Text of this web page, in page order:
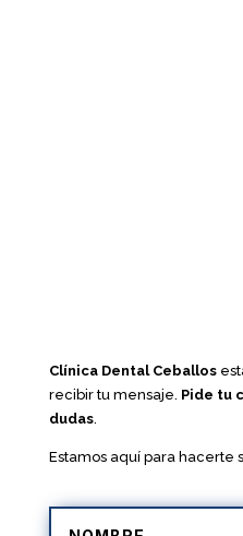
Clínica Dental Ceballos
recibir tu mensaje. Pide tu
dudas.
Estamos aquí para hacerte